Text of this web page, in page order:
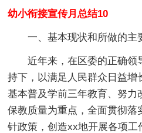
幼小衔接宣传月总结10
一、基本现状和所做的主
近年来，在区委的正确领
持下，以满足人民群众日益增
基本普及学前三年教育、努力
保教质量为重点，全面贯彻落
针政策，创造xx地开展各项工